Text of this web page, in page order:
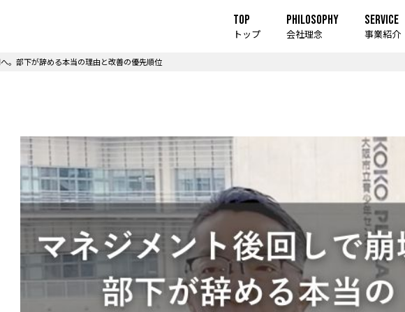
TOP
トップ
PHILOSOPHY
会社理念
SERVICE
事業紹介
。部下が辞める本当の理由と改善の優先順位